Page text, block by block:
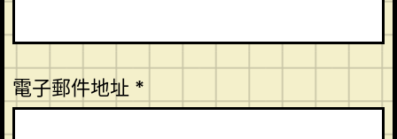
電子郵件地址 *